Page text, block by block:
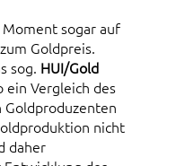
sogar auf
Goldpreis.
sog. HUI/Gold
ein Vergleich des
nicht
daher